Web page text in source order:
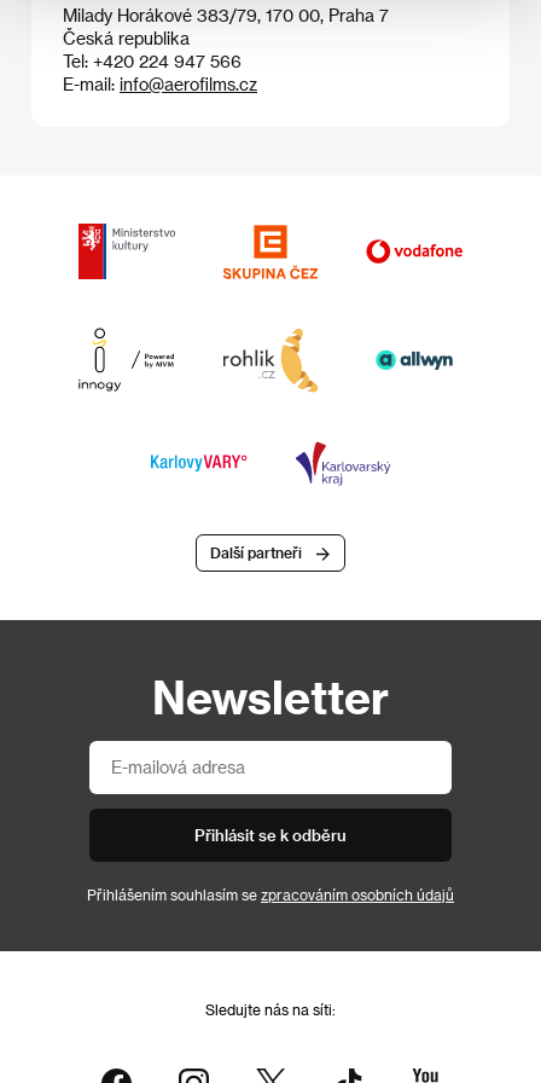
Milady Horákové 383/79, 170 00, Praha 7
Česká republika
Tel: +420 224 947 566
E-mail: info@aerofilms.cz
Další partneři
Newsletter
Přihlásit se k odběru
Přihlášením souhlasím se zpracováním osobních údajů
Sledujte nás na síti: